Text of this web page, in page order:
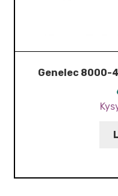
Genelec 8000-